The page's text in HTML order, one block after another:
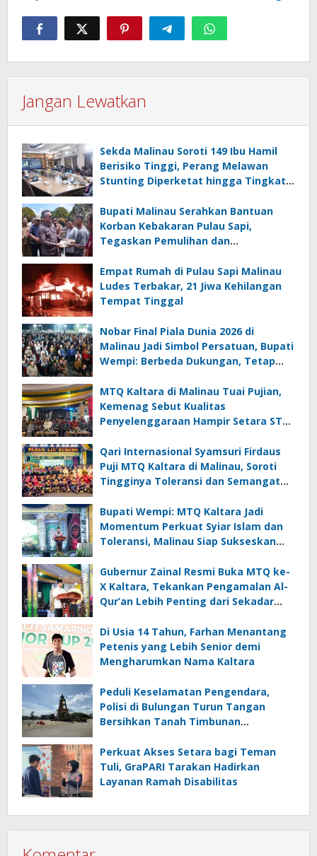
Jangan Lewatkan
Sekda Malinau Soroti 149 Ibu Hamil
Berisiko Tinggi, Perang Melawan
Stunting Diperketat hingga Tingkat
Bupati Malinau Serahkan Bantuan
Korban Kebakaran Pulau Sapi,
Tegaskan Pemulihan dan
Empat Rumah di Pulau Sapi Malinau
Ludes Terbakar, 21 Jiwa Kehilangan
Tempat Tinggal
Nobar Final Piala Dunia 2026 di
Malinau Jadi Simbol Persatuan, Bupati
Wempi: Berbeda Dukungan, Tetap
MTQ Kaltara di Malinau Tuai Pujian,
Kemenag Sebut Kualitas
Penyelenggaraan Hampir Setara STQ
Qari Internasional Syamsuri Firdaus
Puji MTQ Kaltara di Malinau, Soroti
Tingginya Toleransi dan Semangat
Bupati Wempi: MTQ Kaltara Jadi
Momentum Perkuat Syiar Islam dan
Toleransi, Malinau Siap Sukseskan
Gubernur Zainal Resmi Buka MTQ ke-
X Kaltara, Tekankan Pengamalan Al-
Qur’an Lebih Penting dari Sekadar
Di Usia 14 Tahun, Farhan Menantang
Petenis yang Lebih Senior demi
Mengharumkan Nama Kaltara
Peduli Keselamatan Pengendara,
Polisi di Bulungan Turun Tangan
Bersihkan Tanah Timbunan
Perkuat Akses Setara bagi Teman
Tuli, GraPARI Tarakan Hadirkan
Layanan Ramah Disabilitas